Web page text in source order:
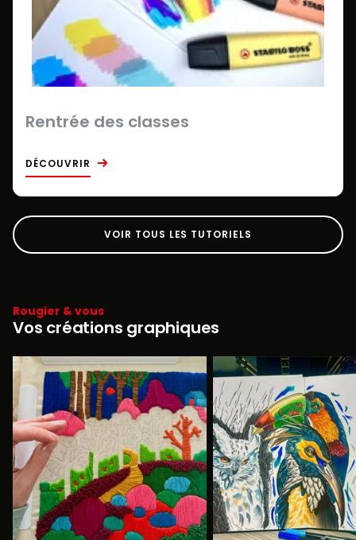
Rentrée des classes
DÉCOUVRIR
VOIR TOUS LES TUTORIELS
Rougier & vous
Vos créations graphiques